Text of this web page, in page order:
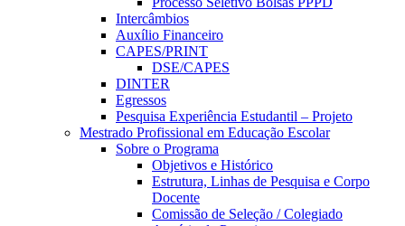
Intercâmbios
Auxílio Financeiro
CAPES/PRINT
DSE/CAPES
DINTER
Egressos
Pesquisa Experiência Estudantil – Projeto
Mestrado Profissional em Educação Escolar
Sobre o Programa
Objetivos e Histórico
Estrutura, Linhas de Pesquisa e Corpo
Docente
Comissão de Seleção / Colegiado